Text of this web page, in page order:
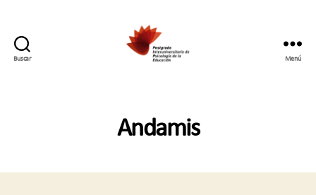
Buscar
Psicología
de
Menú
Andamis